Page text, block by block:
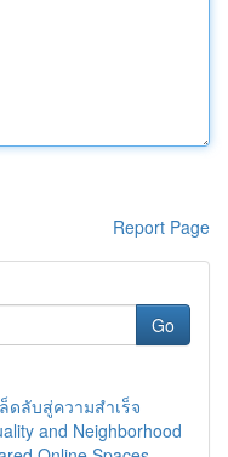
Report Page
Go
ดลับสู่ความสำเร็จ
and Neighborhood